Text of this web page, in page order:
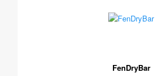
FenDryBar